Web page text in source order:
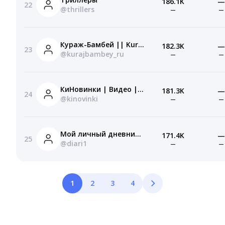
22
@thrillers
— —
23
Кураж-Бамбей || Kuraj-Bambey.Ru
@kurajbambey_ru
182.3K
—
—
—
24
КиНовинки | Видео | Автобус 657
@kinovinki
181.3K
—
—
—
25
Мой личный дневник | Ведение ЛД
@diari1
171.4K
—
—
—
1 2 3 4